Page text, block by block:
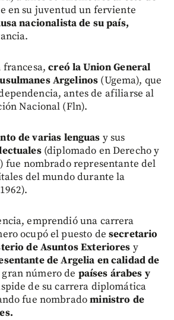
en su juventud un ferviente
nacionalista de su país,
francesa,creó la Union General
Argelinos (Ugema), que
antes de afiliarse al
Nacional (Fln).
de varias lenguas y sus
(diplomado en Derecho y
fue nombrado representante del
del mundo durante la
emprendió una carrera
ocupó el puesto de secretario
de Asuntos Exteriores y
de Argelia en calidad de
número de países árabes y
de su carrera diplomática
fue nombradoministro de